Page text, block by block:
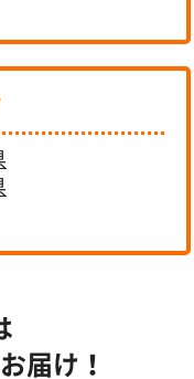
届け！